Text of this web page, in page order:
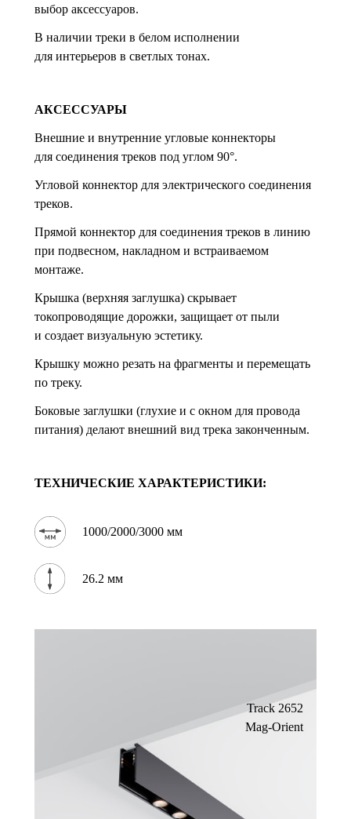
Track 2652
Mag-Orient
выбор аксессуаров.
В наличии треки в белом исполнении
для интерьеров в светлых тонах.
АКСЕССУАРЫ
Внешние и внутренние угловые коннекторы
для соединения треков под углом 90°.
Угловой коннектор для электрического соединения
треков.
Прямой коннектор для соединения треков в линию
при подвесном, накладном и встраиваемом
монтаже.
Крышка (верхняя заглушка) скрывает
токопроводящие дорожки, защищает от пыли
и создает визуальную эстетику.
Крышку можно резать на фрагменты и перемещать
по треку.
Боковые заглушки (глухие и с окном для провода
питания) делают внешний вид трека законченным.
ТЕХНИЧЕСКИЕ ХАРАКТЕРИСТИКИ:
1000/2000/3000 мм
26.2 мм